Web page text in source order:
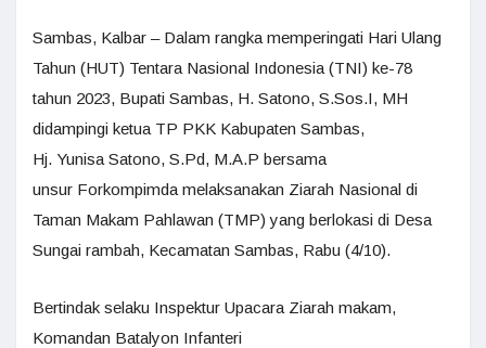
Sambas, Kalbar – Dalam rangka memperingati Hari Ulang
Tahun (HUT) Tentara Nasional Indonesia (TNI) ke-78
tahun 2023, Bupati Sambas, H. Satono, S.Sos.I, MH
didampingi ketua TP PKK Kabupaten Sambas,
Hj. Yunisa Satono, S.Pd, M.A.P bersama
unsur Forkompimda melaksanakan Ziarah Nasional di
Taman Makam Pahlawan (TMP) yang berlokasi di Desa
Sungai rambah, Kecamatan Sambas, Rabu (4/10).
Bertindak selaku Inspektur Upacara Ziarah makam,
Komandan Batalyon Infanteri